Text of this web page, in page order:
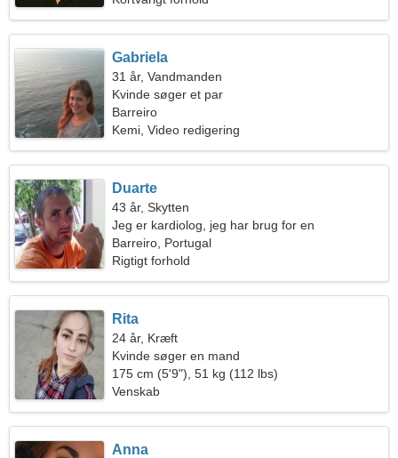
Gabriela
31 år, Vandmanden
Kvinde søger et par
Barreiro
Kemi, Video redigering
Duarte
43 år, Skytten
Jeg er kardiolog, jeg har brug for en
charmerende kvinde
Barreiro, Portugal
Rigtigt forhold
Rita
24 år, Kræft
Kvinde søger en mand
175 cm (5'9"), 51 kg (112 lbs)
Venskab
Anna